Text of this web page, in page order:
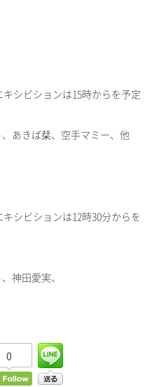
シビションは15時からを予定
あきば栞、空手マミー、他
シビションは12時30分からを
神田愛実、
0